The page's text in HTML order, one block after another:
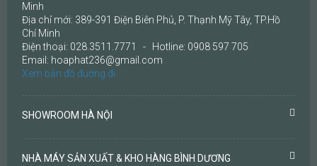
Minh
Địa chỉ mới: 389-391 Điện Biên Phủ, P. Thạnh Mỹ Tây, TP.Hồ
Chí Minh
Điện thoại: 028.3511.7771 - Hotline: 0908 597 705
Email: hoaphat236@gmail.com
Xem bản đồ đường đi
SHOWROOM HÀ NỘI
NHÀ MÁY SẢN XUẤT & KHO HÀNG BÌNH DƯƠNG